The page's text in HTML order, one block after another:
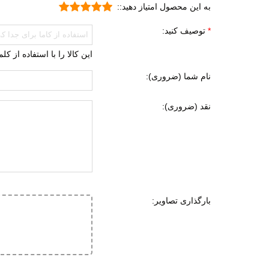
ویژگی های تخصصی
نحوه بسته شدن
به این محصول امتیاز دهید::
توصیف کنید:
این کالا را با استفاده از
نام شما (ضروری):
نقد (ضروری):
بارگذاری تصاویر: